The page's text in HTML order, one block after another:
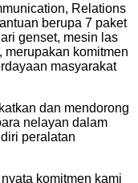
Relations
berupa 7 paket
genset, mesin las
merupakan komitmen
masyarakat
dan mendorong
nelayan dalam
peralatan
komitmen kami